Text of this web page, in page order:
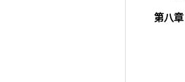
第八
一
二、